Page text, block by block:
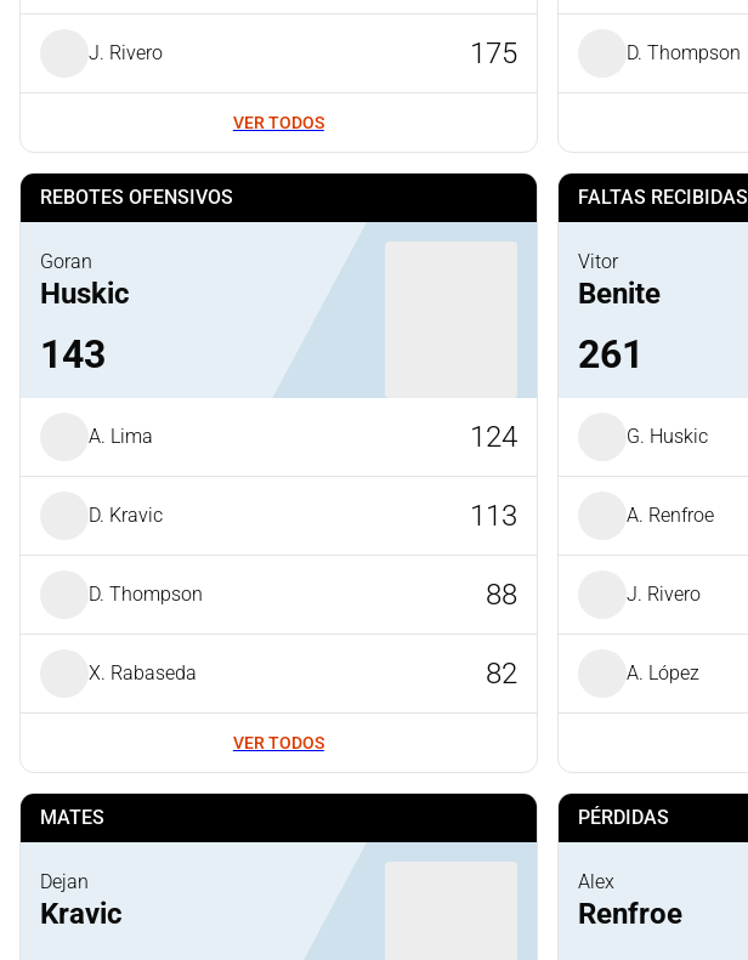
J. Rivero 175
VER TODOS
D. Thompson
REBOTES OFENSIVOS
Goran
Huskic
143
A. Lima 124
D. Kravic 113
D. Thompson 88
X. Rabaseda 82
VER TODOS
FALTAS RECIBIDAS
Vitor
Benite
261
G. Huskic
A. Renfroe
J. Rivero
A. López
MATES
Dejan
Kravic
PÉRDIDAS
Alex
Renfroe